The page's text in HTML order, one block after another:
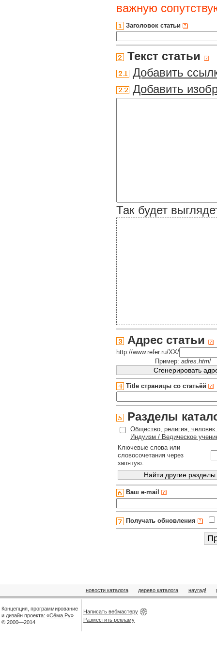
важную
Заголовок статьи
Текст статьи
Добавить
Добавить
Так будет
Адрес статьи
http://www.refer.ru/XX/
Пример: adres.html
Title страницы со статьёй
Разделы
Общество, религия,
Индуизм / Ведическое
Ключевые слова или
словосочетания через
запятую:
Ваш e-mail
Получать обновления
новости каталога дерево каталога наугад!
Концепция, программирование
и дизайн проекта: «Сёма.Ру»
© 2000—2014
Написать вебмастеру
Разместить рекламу